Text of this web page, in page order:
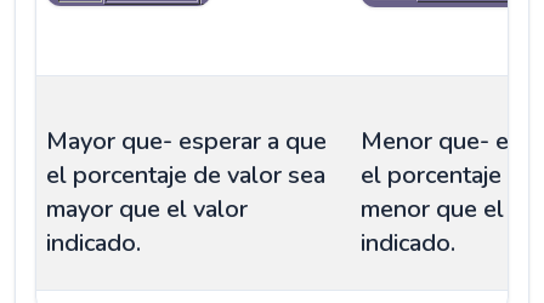
Mayor que- esperar a que
el porcentaje de valor sea
mayor que el valor
indicado.
Menor que-
el porcentaje de
menor que el
indicado.